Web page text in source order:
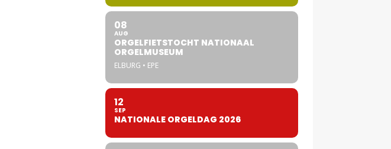
08
AUG
ORGELFIETSTOCHT NATIONAAL
ORGELMUSEUM
ELBURG • EPE
12
SEP
NATIONALE ORGELDAG 2026